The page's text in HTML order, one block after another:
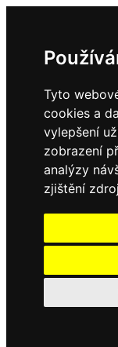
Tyto
cookies a
vylepšení
zobrazení
analýzy
zjištění